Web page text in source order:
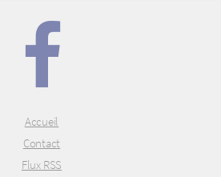
Accueil
Contact
Flux RSS